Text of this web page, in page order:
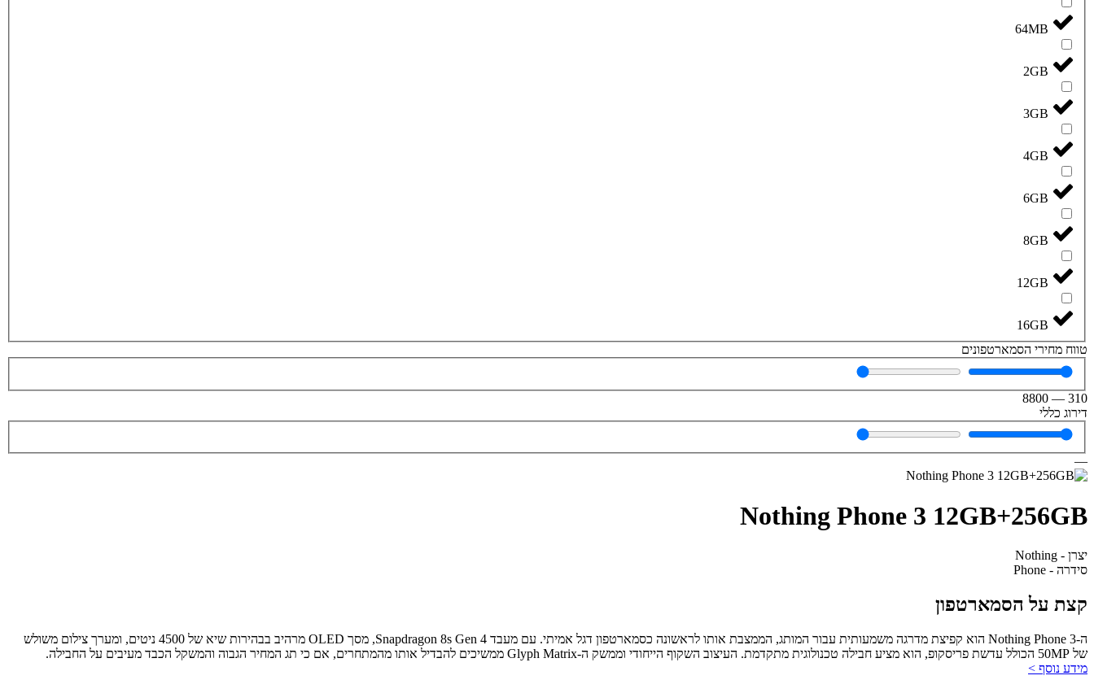
64MB
2GB
3GB
4GB
6GB
8GB
12GB
16GB
טווח מחירי הסמארטפונים
310
—
8800
דירוג כללי
—
Nothing Phone 3 12GB+256GB
יצרן - Nothing
סידרה - Phone
קצת על הסמארטפון
ה-Nothing Phone 3 הוא קפיצת מדרגה משמעותית עבור המותג, הממצבת אותו לראשונה כסמארטפון דגל אמיתי. עם מעבד Snapdragon 8s Gen 4, מסך OLED מרהיב בבהירות שיא של 4500 ניטים, ומערך צילום משולש
של 50MP הכולל עדשת פריסקופ, הוא מציע חבילה טכנולוגית מתקדמת. העיצוב השקוף הייחודי וממשק ה-Glyph Matrix ממשיכים להבדיל אותו מהמתחרים, אם כי תג המחיר הגבוה והמשקל הכבד מעיבים על החבילה.
מידע נוסף >